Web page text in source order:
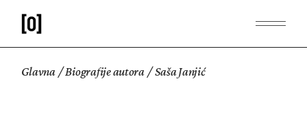
Glavna Biografije autora Saša Janjić